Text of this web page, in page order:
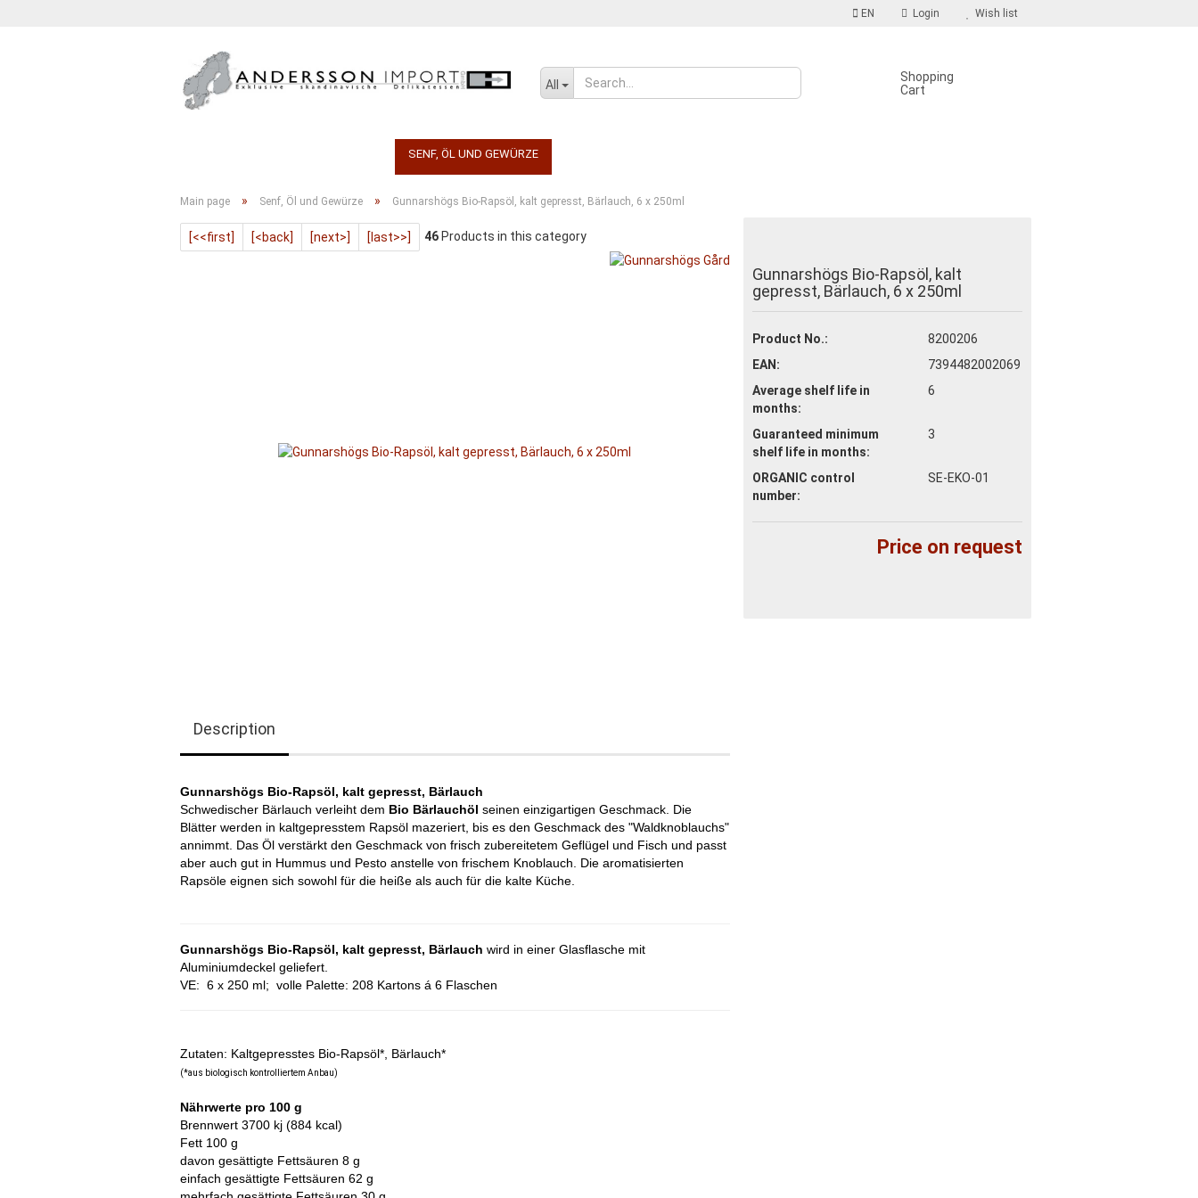
EN Login
Create a new account
Forgot password?
Wish list
All
Shopping
Cart
SENF, ÖL UND GEWÜRZE
Main page » Senf, Öl und Gewürze » Gunnarshögs Bio-Rapsöl, kalt gepresst, Bärlauch, 6 x 250ml
[<<first] [<back] [next>] [last>>] 46 Products in this category
Gunnarshögs Bio-Rapsöl, kalt
gepresst, Bärlauch, 6 x 250ml
Product No.:
8200206
EAN:
7394482002069
Average shelf life in
months:
6
Guaranteed minimum
shelf lifein months:
3
ORGANIC control
number:
SE-EKO-01
Price on request
Description
Gunnarshögs Bio-Rapsöl, kalt gepresst, Bärlauch
Schwedischer Bärlauch verleiht dem Bio Bärlauchöl seinen einzigartigen Geschmack. Die
Blätter werden in kaltgepresstem Rapsöl mazeriert, bis es den Geschmack des "Waldknoblauchs"
annimmt. Das Öl verstärkt den Geschmack von frisch zubereitetem Geflügel und Fisch und passt
aber auch gut in Hummus und Pesto anstelle von frischem Knoblauch.
Die aromatisierten
Rapsöle eignen sich sowohl für die heiße als auch für die kalte Küche.
Gunnarshögs Bio-Rapsöl, kalt gepresst, Bärlauch wird in einer Glasflasche mit
Aluminiumdeckel geliefert.
VE: 6 x 250 ml; volle Palette: 208 Kartons á 6 Flaschen
Zutaten: Kaltgepresstes Bio-Rapsöl*, Bärlauch*
(*aus biologisch kontrolliertem Anbau)
Nährwerte pro 100 g
Brennwert 3700 kj (884 kcal)
Fett 100 g
davon gesättigte Fettsäuren 8 g
einfach gesättigte Fettsäuren 62 g